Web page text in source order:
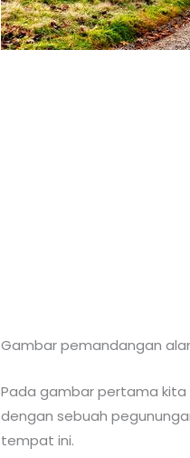
Gambar pemandangan
Pada gambar pertama
dengan sebuah
tempat ini.